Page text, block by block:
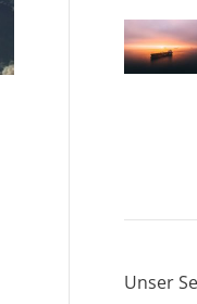
Unser